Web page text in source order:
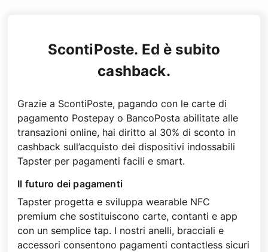
ScontiPoste. Ed è subito
cashback.
Grazie a ScontiPoste, pagando con le carte di
pagamento Postepay o BancoPosta abilitate alle
transazioni online, hai diritto al 30% di sconto in
cashback sull’acquisto dei dispositivi indossabili
Tapster per pagamenti facili e smart.
Il futuro dei pagamenti
Tapster progetta e sviluppa wearable NFC
premium che sostituiscono carte, contanti e app
con un semplice tap. I nostri anelli, bracciali e
accessori consentono pagamenti contactless sicuri